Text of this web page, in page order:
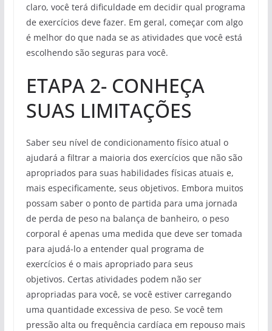
claro, você terá dificuldade em decidir qual programa
de exercícios deve fazer. Em geral, começar com algo
é melhor do que nada se as atividades que você está
escolhendo são seguras para você.
ETAPA 2- CONHEÇA
SUAS LIMITAÇÕES
Saber seu nível de condicionamento físico atual o
ajudará a filtrar a maioria dos exercícios que não são
apropriados para suas habilidades físicas atuais e,
mais especificamente, seus objetivos. Embora muitos
possam saber o ponto de partida para uma jornada
de perda de peso na balança de banheiro, o peso
corporal é apenas uma medida que deve ser tomada
para ajudá-lo a entender qual programa de
exercícios é o mais apropriado para seus
objetivos. Certas atividades podem não ser
apropriadas para você, se você estiver carregando
uma quantidade excessiva de peso. Se você tem
pressão alta ou frequência cardíaca em repouso mais